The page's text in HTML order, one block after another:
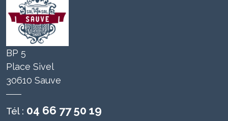
BP 5
Place Sivel
30610 Sauve
Tél : 04 66 77 50 19